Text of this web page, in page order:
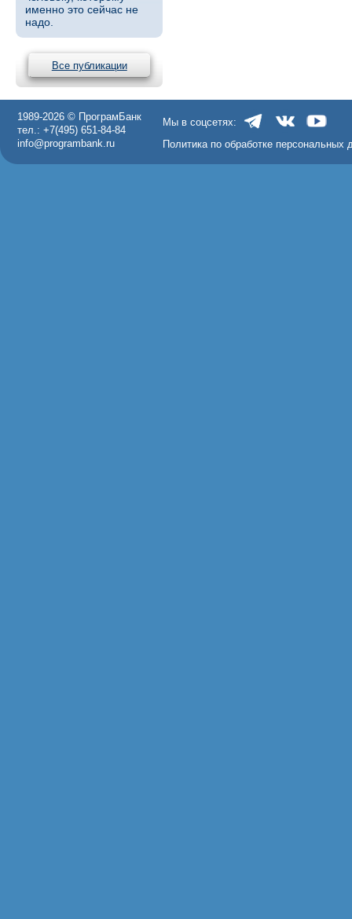
именно это сейчас не
надо.
Все публикации
1989-2026 © ПрограмБанк
тел.: +7(495) 651-84-84
info@programbank.ru
Мы в соцсетях:
Политика по обработке персональных